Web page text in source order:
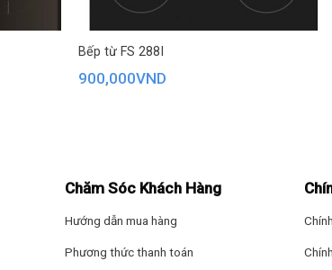
ghi điểm với bề mặt phẳng mịn, khó bám bẩn, giúp
Bếp từ FS 288I
900,000VND
Chăm Sóc Khách Hàng
Hướng dẫn mua hàng
Phương thức thanh toán